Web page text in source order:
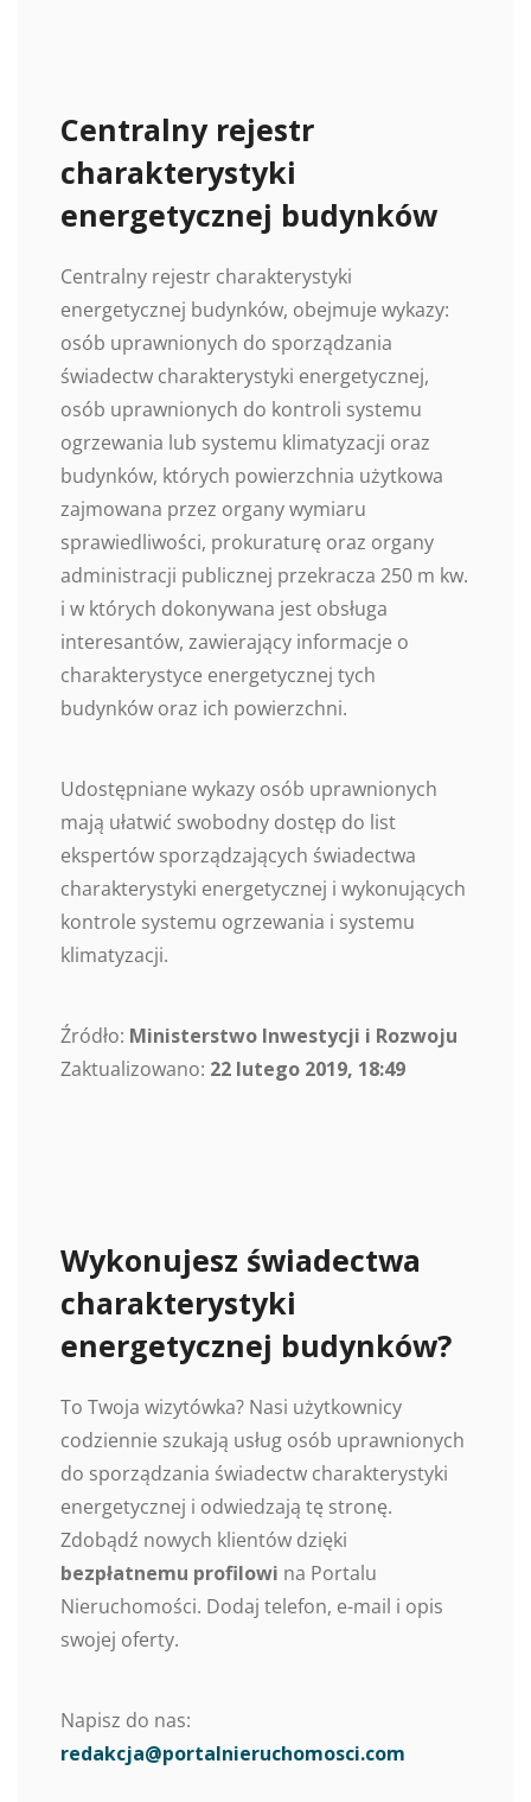
Centralny rejestr
charakterystyki
energetycznej budynków
Centralny rejestr charakterystyki
energetycznej budynków, obejmuje wykazy:
osób uprawnionych do sporządzania
świadectw charakterystyki energetycznej,
osób uprawnionych do kontroli systemu
ogrzewania lub systemu klimatyzacji oraz
budynków, których powierzchnia użytkowa
zajmowana przez organy wymiaru
sprawiedliwości, prokuraturę oraz organy
administracji publicznej przekracza 250 m kw.
i w których dokonywana jest obsługa
interesantów, zawierający informacje o
charakterystyce energetycznej tych
budynków oraz ich powierzchni.
Udostępniane wykazy osób uprawnionych
mają ułatwić swobodny dostęp do list
ekspertów sporządzających świadectwa
charakterystyki energetycznej i wykonujących
kontrole systemu ogrzewania i systemu
klimatyzacji.
Źródło: Ministerstwo Inwestycji i Rozwoju
Zaktualizowano: 22 lutego 2019, 18:49
Wykonujesz świadectwa
charakterystyki
energetycznej budynków?
To Twoja wizytówka? Nasi użytkownicy
codziennie szukają usług osób uprawnionych
do sporządzania świadectw charakterystyki
energetycznej i odwiedzają tę stronę.
Zdobądź nowych klientów dzięki
bezpłatnemu profilowi na Portalu
Nieruchomości. Dodaj telefon, e-mail i opis
swojej oferty.
Napisz do nas:
redakcja@portalnieruchomosci.com